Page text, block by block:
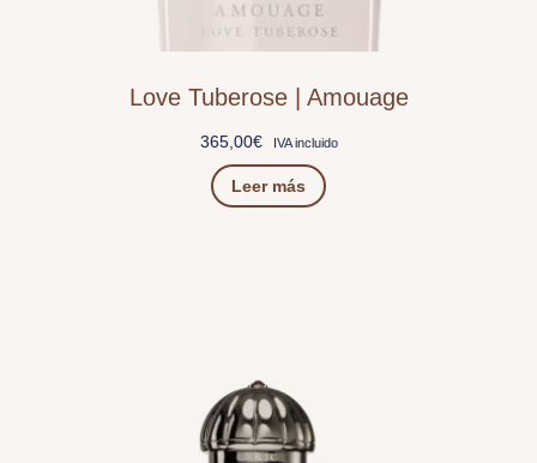
Love Tuberose | Amouage
365,00€ IVA incluido
Leer más